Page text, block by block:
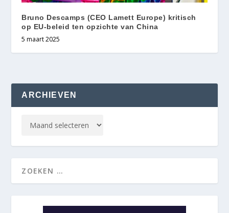
Bruno Descamps (CEO Lamett Europe) kritisch
op EU-beleid ten opzichte van China
5 maart 2025
ARCHIEVEN